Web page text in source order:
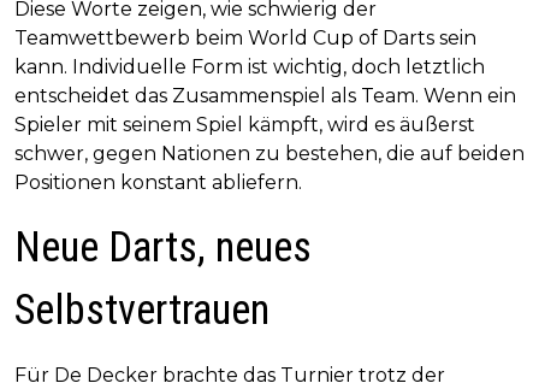
Diese Worte zeigen, wie schwierig der
Teamwettbewerb beim World Cup of Darts sein
kann. Individuelle Form ist wichtig, doch letztlich
entscheidet das Zusammenspiel als Team. Wenn ein
Spieler mit seinem Spiel kämpft, wird es äußerst
schwer, gegen Nationen zu bestehen, die auf beiden
Positionen konstant abliefern.
Neue Darts, neues
Selbstvertrauen
Für De Decker brachte das Turnier trotz der